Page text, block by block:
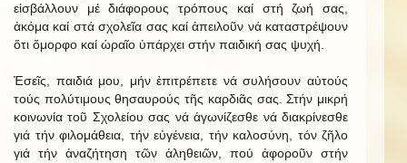
εἰσβάλλουν μέ διάφορους τρόπους καί στή ζωή σας,
ἀκόμα καί στά σχολεῖα σας καί ἀπειλοῦν νά καταστρέψουν
ὅτι ὄμορφο καί ὡραῖο ὑπάρχει στήν παιδική σας ψυχή.
Ἐσεῖς, παιδιά μου, μήν ἐπιτρέπετε νά συλήσουν αὐτούς
τούς πολύτιμους θησαυρούς τῆς καρδιᾶς σας. Στήν μικρή
κοινωνία τοῦ Σχολείου σας νά ἀγωνίζεσθε νά διακρίνεσθε
γιά τήν φιλομάθεια, τήν εὐγένεια, τήν καλοσύνη, τόν ζῆλο
γιά τήν ἀναζήτηση τῶν ἀληθειῶν, πού ἀφοροῦν στήν